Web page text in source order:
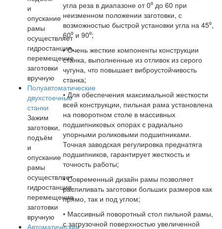
и
опускание
рамы
осуществляет
гидростанция,
перемещение
заготовки
вручную
Полуавтоматические
двухстоечные
станки
Зажим
заготовки,
подъём
и
опускание
рамы
осуществляет
гидростанция,
перемещение
заготовки
вручную
Автоматические
угла реза в диапазоне от 0⁰ до 60 при
неизменном положении заготовки, с
возможностью быстрой установки угла на 45⁰,
60⁰ и 90⁰;
• Очень жесткие компоненты конструкции
станка, выполненные из отливок из серого
чугуна, что повышает виброустойчивость
станка;
• Для обеспечения максимальной жесткости
всей конструкции, пильная рама установлена
на поворотном столе в массивных
подшипниковых опорах с радиально
упорными роликовыми подшипниками.
Точная заводская регулировка преднатяга
подшипников, гарантирует жесткость и
точность работы;
• Современный дизайн рамы позволяет
распиливать заготовки больших размеров как
прямо, так и под углом;
• Массивный поворотный стол пильной рамы,
с загрузочной поверхностью увеличенной